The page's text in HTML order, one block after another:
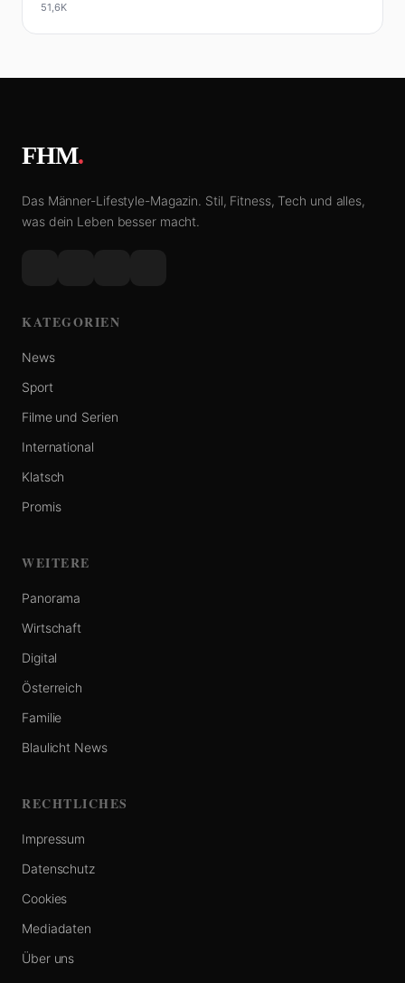
51,6K
FHM.
Das Männer-Lifestyle-Magazin. Stil, Fitness, Tech und alles,
was dein Leben besser macht.
KATEGORIEN
News
Sport
Filme und Serien
International
Klatsch
Promis
WEITERE
Panorama
Wirtschaft
Digital
Österreich
Familie
Blaulicht News
RECHTLICHES
Impressum
Datenschutz
Cookies
Mediadaten
Über uns